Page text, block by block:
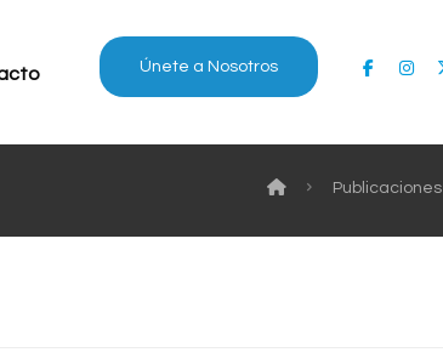
Únete a Nosotros
Publicaciones